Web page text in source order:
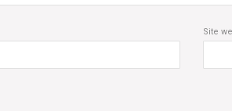
Site